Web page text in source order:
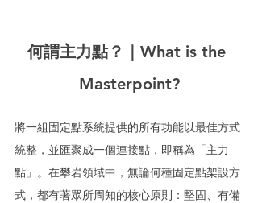
何謂主力點？｜What is the
Masterpoint?
將一組固定點系統提供的所有功能以最佳方式
統整，並匯聚成一個連接點，即稱為「主力
點」。在攀岩領域中，無論何種固定點架設方
式，都有著眾所周知的核心原則：堅固、有備